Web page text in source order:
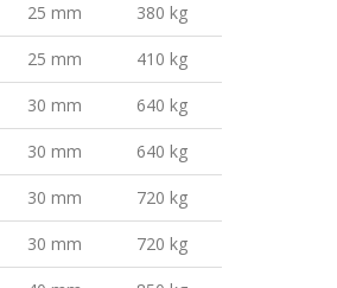
25 mm 380 kg
25 mm 410 kg
30 mm 640 kg
30 mm 640 kg
30 mm 720 kg
30 mm 720 kg